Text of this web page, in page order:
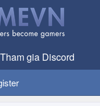
Tham gia Discord